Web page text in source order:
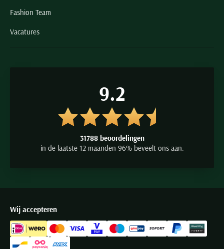
Fashion Team
Vacatures
9.2
31788 beoordelingen
in de laatste 12 maanden 96% beveelt ons aan.
Wij accepteren